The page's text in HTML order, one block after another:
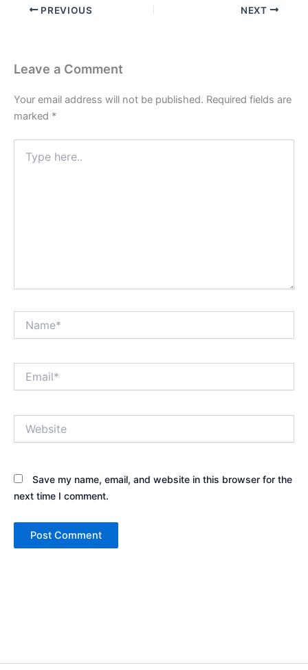
PREVIOUS NEXT
Leave a Comment
Your email address will not be published. Required fields are
marked *
here..
Save my name, email, and website in this browser for the
next time I comment.